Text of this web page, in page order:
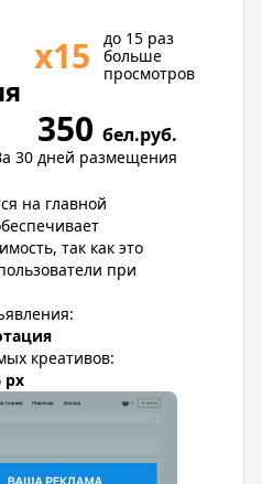
х15
до 15 раз
больше
просмотров
350 бел.руб.
30 дней размещения
на главной
так как это
при
креативов:
px